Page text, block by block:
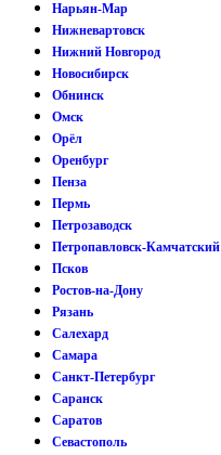
Нарьян-Мар
Нижневартовск
Нижний Новгород
Новосибирск
Обнинск
Омск
Орёл
Оренбург
Пенза
Пермь
Петрозаводск
Петропавловск-Камчатский
Псков
Ростов-на-Дону
Рязань
Салехард
Самара
Санкт-Петербург
Саранск
Саратов
Севастополь